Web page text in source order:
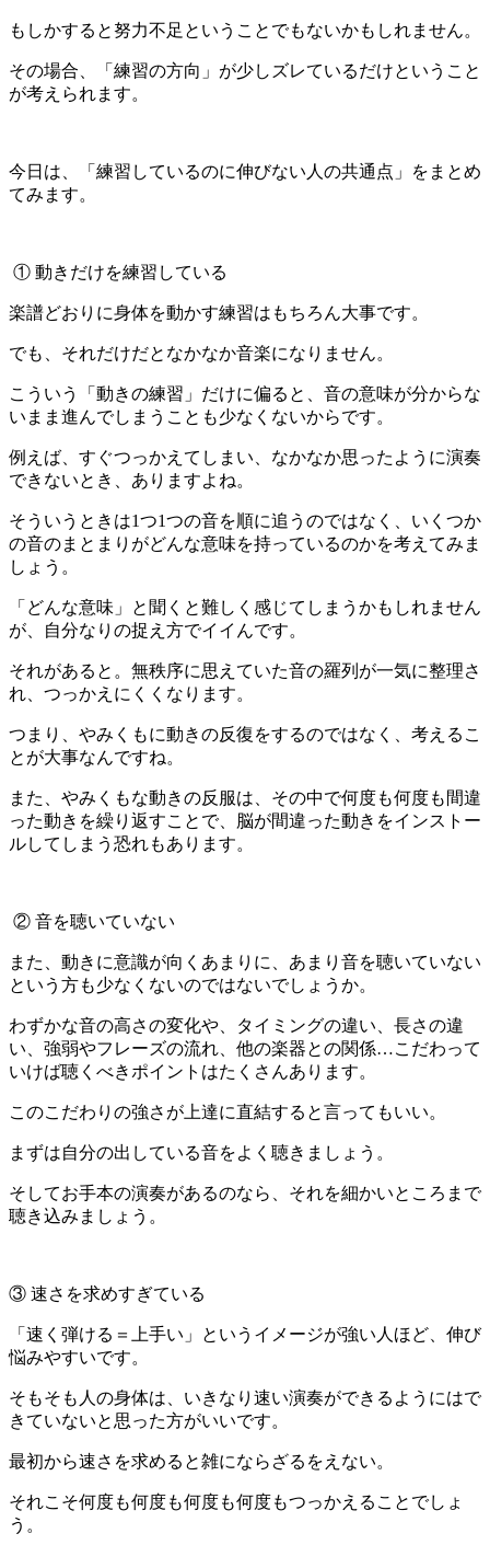
もしかすると努力不足ということでもないかもしれません。
その場合、「練習の方向」が少しズレているだけということ
が考えられます。
今日は、「練習しているのに伸びない人の共通点」をまとめ
てみます。
① 動きだけを練習している
楽譜どおりに身体を動かす練習はもちろん大事です。
でも、それだけだとなかなか音楽になりません。
こういう「動きの練習」だけに偏ると、音の意味が分からな
いまま進んでしまうことも少なくないからです。
例えば、すぐつっかえてしまい、なかなか思ったように演奏
できないとき、ありますよね。
そういうときは1つ1つの音を順に追うのではなく、いくつか
の音のまとまりがどんな意味を持っているのかを考えてみま
しょう。
「どんな意味」と聞くと難しく感じてしまうかもしれません
が、自分なりの捉え方でイイんです。
それがあると。無秩序に思えていた音の羅列が一気に整理さ
れ、つっかえにくくなります。
つまり、やみくもに動きの反復をするのではなく、考えるこ
とが大事なんですね。
また、やみくもな動きの反服は、その中で何度も何度も間違
った動きを繰り返すことで、脳が間違った動きをインストー
ルしてしまう恐れもあります。
② 音を聴いていない
また、動きに意識が向くあまりに、あまり音を聴いていない
という方も少なくないのではないでしょうか。
わずかな音の高さの変化や、タイミングの違い、長さの違
い、強弱やフレーズの流れ、他の楽器との関係…こだわって
いけば聴くべきポイントはたくさんあります。
このこだわりの強さが上達に直結すると言ってもいい。
まずは自分の出している音をよく聴きましょう。
そしてお手本の演奏があるのなら、それを細かいところまで
聴き込みましょう。
③ 速さを求めすぎている
「速く弾ける＝上手い」というイメージが強い人ほど、伸び
悩みやすいです。
そもそも人の身体は、いきなり速い演奏ができるようにはで
きていないと思った方がいいです。
最初から速さを求めると雑にならざるをえない。
それこそ何度も何度も何度も何度もつっかえることでしょ
う。